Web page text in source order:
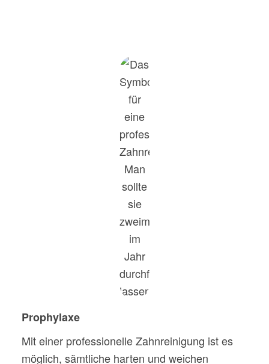
Prophylaxe
Mit einer professionelle Zahnreinigung ist es
möglich, sämtliche harten und weichen